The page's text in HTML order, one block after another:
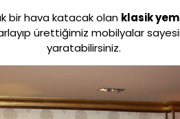
bir hava katacak olan klasik
ürettiğimiz mobilyalar
yaratabilirsiniz.